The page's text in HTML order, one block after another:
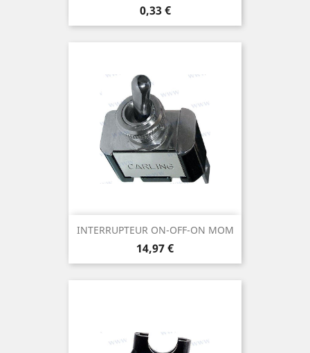
Prix
0,33 €
INTERRUPTEUR ON-OFF-ON MOM
Prix
14,97 €